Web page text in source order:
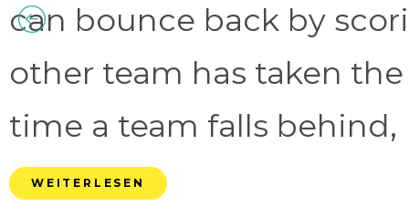
can bounce back by
other team has taken
time a team falls behind,
WEITERLESEN